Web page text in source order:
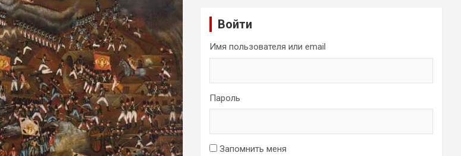
Войти
Имя пользователя или email
Пароль
Запомнить меня